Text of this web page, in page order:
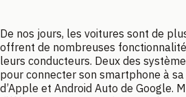
De nos jours, les voitures sont de
offrent de nombreuses
leurs conducteurs. Deux des
pour connecter son smartphone à
d’Apple et Android Auto de Google.